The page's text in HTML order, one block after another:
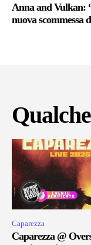
Anna and Vulkan:
nuova scommessa
Caparezza
Caparezza @